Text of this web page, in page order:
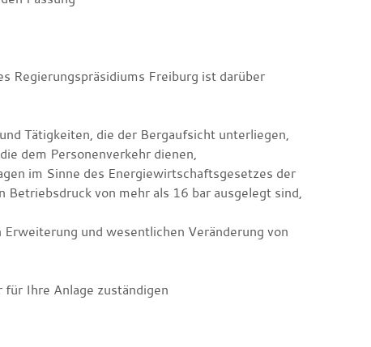
Regierungspräsidiums Freiburg ist darüber
Tätigkeiten, die der Bergaufsicht unterliegen,
dem Personenverkehr dienen,
im Sinne des Energiewirtschaftsgesetzes der
von mehr als 16 bar ausgelegt sind,
und wesentlichen Veränderung von
für Ihre Anlage zuständigen